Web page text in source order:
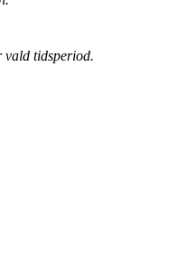
vald tidsperiod.